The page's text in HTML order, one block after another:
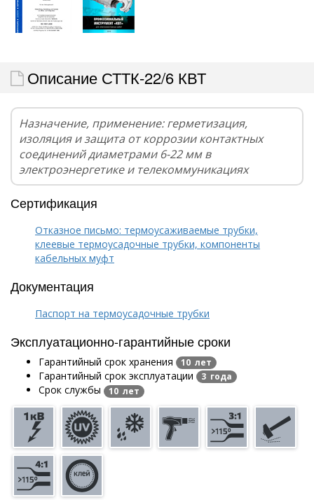
Описание СТТК-22/6 КВТ
Назначение, применение: герметизация,
изоляция и защита от коррозии контактных
соединений диаметрами 6-22 мм в
электроэнергетике и телекоммуникациях
Сертификация
Отказное письмо: термоусаживаемые трубки,
клеевые термоусадочные трубки, компоненты
кабельных муфт
Документация
Паспорт на термоусадочные трубки
Эксплуатационно-гарантийные сроки
Гарантийный срок хранения 10 лет
Гарантийный срок эксплуатации 3 года
Срок службы 10 лет